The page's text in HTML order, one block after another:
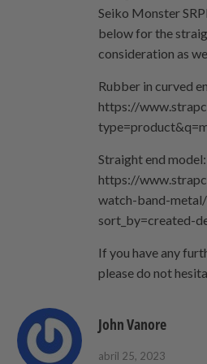
Seiko Monster
below for the
consideration as
Rubber in curved
https://
Straight end model:
https://
watch-band-
sort_by=created-
If you have any
please do not
John Vanore
abril 25, 2023